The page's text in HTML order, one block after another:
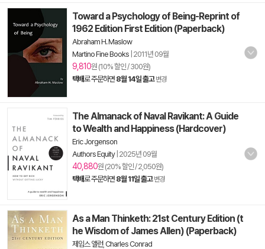
Toward a Psychology of Being-Reprint of
1962 Edition First Edition (Paperback)
Abraham H. Maslow
Martino Fine Books 2011년 09월
9,810원 (10% 할인 / 300원)
택배로 주문하면 8월 14일 출고 변경
The Almanack of Naval Ravikant: A Guide
to Wealth and Happiness (Hardcover)
Eric Jorgenson
Authors Equity| 2025년 09월
40,880원 (20% 할인 / 2,050원)
택배로 주문하면 8월 11일 출고 변경
As a Man Thinketh: 21st Century Edition (t
he Wisdom of James Allen) (Paperback)
제임스 앨런, Charles Conrad